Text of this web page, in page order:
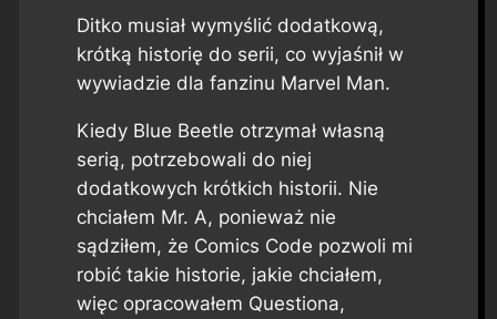
Ditko musiał wymyślić dodatkową,
krótką historię do serii, co wyjaśnił w
wywiadzie dla fanzinu Marvel Man.
Kiedy Blue Beetle otrzymał własną
serią, potrzebowali do niej
dodatkowych krótkich historii. Nie
chciałem Mr. A, ponieważ nie
sądziłem, że Comics Code pozwoli mi
robić takie historie, jakie chciałem,
więc opracowałem Questiona,